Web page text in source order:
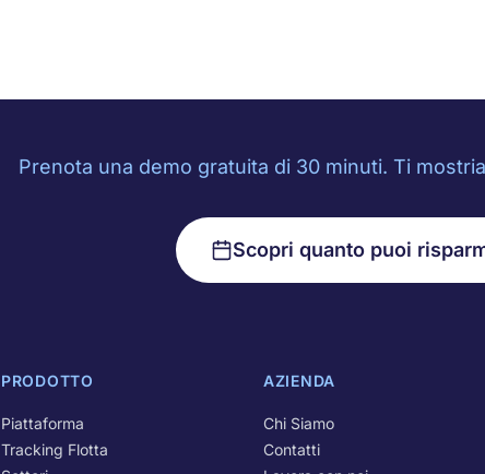
Prenota una demo gratuita di 30 minuti. Ti
Scopri quanto puoi
PRODOTTO
Piattaforma
Tracking Flotta
AZIENDA
Chi Siamo
Contatti